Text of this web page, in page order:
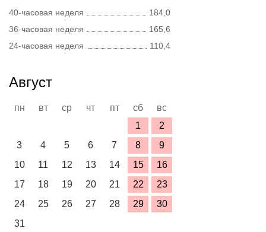
40-часовая неделя
184,0
36-часовая неделя
165,6
24-часовая неделя
110,4
Август
пн вт ср чт пт сб
вс
1
2
3
4 5 6 7 8
9
10
11 12 13 14 15
16
17
18 19 20 21 22
23
24
25 26 27 28 29
30
31